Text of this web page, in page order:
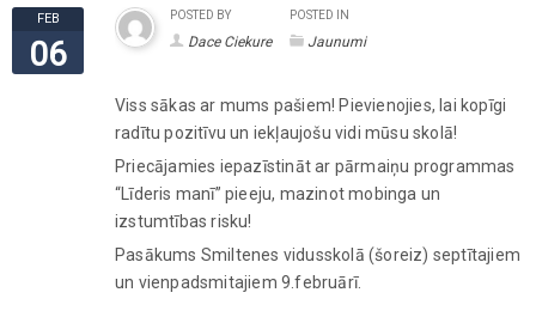
FEB
06
POSTED BY
Dace Ciekure
POSTED IN
Jaunumi
Viss sākas ar mums pašiem! Pievienojies, lai kopīgi
radītu pozitīvu un iekļaujošu vidi mūsu skolā!
Priecājamies iepazīstināt ar pārmaiņu programmas
“Līderis manī” pieeju, mazinot mobinga un
izstumtības risku!
Pasākums Smiltenes vidusskolā (šoreiz) septītajiem
un vienpadsmitajiem 9.februārī.